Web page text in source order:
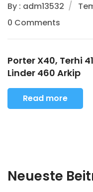
By : adm13532
0 Comments
Porter X40, Terhi
Linder 460 Arkip
Read more
Neueste